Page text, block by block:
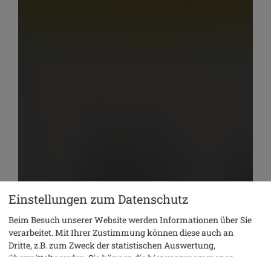
Einstellungen zum Datenschutz
Beim Besuch unserer Website werden Informationen über Sie
verarbeitet. Mit Ihrer Zustimmung können diese auch an
Dritte, z.B. zum Zweck der statistischen Auswertung,